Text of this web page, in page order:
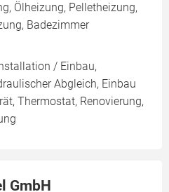
Ölheizung, Pelletheizung,
Badezimmer
/ Einbau,
Abgleich, Einbau
Thermostat, Renovierung,
GmbH